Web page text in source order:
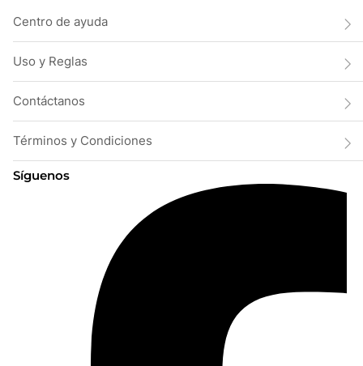
Centro de ayuda
Uso y Reglas
Contáctanos
Términos y Condiciones
Síguenos